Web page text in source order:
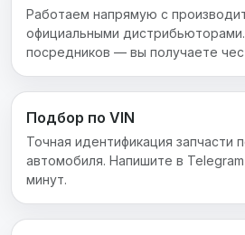
Работаем напрямую с
официальными
посредников — вы получаете
Подбор по VIN
Точная идентификация запчасти
автомобиля. Напишите в
минут.